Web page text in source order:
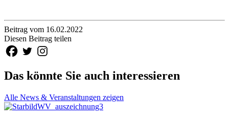
Beitrag vom 16.02.2022
Diesen Beitrag teilen
Das könnte Sie auch interessieren
Alle News & Veranstaltungen zeigen